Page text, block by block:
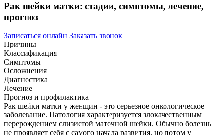
Рак шейки матки: стадии, симптомы, лечение,
прогноз
Записаться онлайн Заказать звонок
Причины
Классификация
Симптомы
Осложнения
Диагностика
Лечение
Прогноз и профилактика
Рак шейки матки у женщин - это серьезное онкологическое
заболевание. Патология характеризуется злокачественным
перерождением слизистой маточной шейки. Обычно болезнь
не проявляет себя с самого начала развития, но потом у